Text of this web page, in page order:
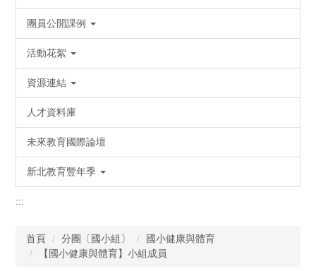
團員公開課例
活動花絮
資源連結
人才資料庫
未來教育國際論壇
新北教育豐年季
:::
首頁 分團〔國小組〕
國小健康與體育
【國小健康與體育】小組成員